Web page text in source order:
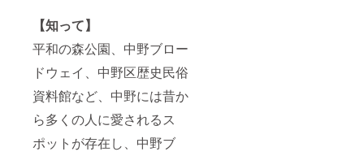
【知って】
平和の森公園、中野ブロー
ドウェイ、中野区歴史民俗
資料館など、中野には昔か
ら多くの人に愛されるス
ポットが存在し、中野ブ